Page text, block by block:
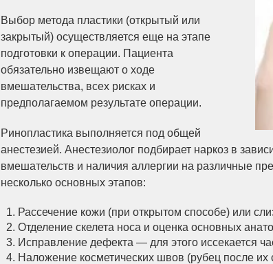
Выбор метода пластики (открытый или
закрытый) осуществляется еще на этапе
подготовки к операции. Пациента
обязательно извещают о ходе
вмешательства, всех рисках и
предполагаемом результате операции.
Ринопластика выполняется под общей
анестезией. Анестезиолог подбирает наркоз в
вмешательств и наличия аллергии на различные
несколько основных этапов:
Рассечение кожи (при открытом способе) или
Отделение скелета носа и оценка основных
Исправление дефекта — для этого иссекается
Наложение косметических швов (рубец после их